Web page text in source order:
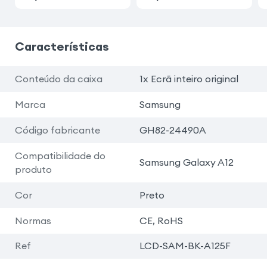
Características
Conteúdo da caixa 1x Ecrã inteiro original
Marca Samsung
Código fabricante GH82-24490A
Compatibilidade do
produto
Samsung Galaxy A12
Cor Preto
Normas CE, RoHS
Ref LCD-SAM-BK-A125F